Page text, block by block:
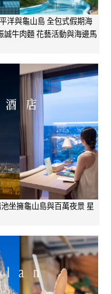
洋與龜山島 全包式假期海
牛肉麵 花藝活動與海邊馬
坐擁龜山島與百萬夜景 星